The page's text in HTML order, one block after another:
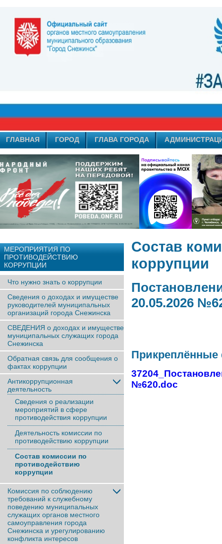
ГЛАВНАЯ ГОРОД ГЛАВА ГОРОДА
МЕРОПРИЯТИЯ ПО
ПРОТИВОДЕЙСТВИЮ
КОРРУПЦИИ
Что нужно знать о коррупции
Сведения о доходах и имуществе
руководителей муниципальных
организаций города Снежинска
СВЕДЕНИЯ о доходах и имуществе
муниципальных служащих города
Снежинска
Обратная связь для сообщения о
фактах коррупции
Антикоррупционная
деятельность
Сведения о реализации
мероприятий в сфере
противодействия коррупции
Деятельность комиссии по
противодействию коррупции
Состав комиссии по
противодействию
коррупции
Комиссия по соблюдению
требований к служебному
поведению муниципальных
служащих органов местного
самоуправления города
Снежинска и урегулированию
конфликта интересов
Состав
коррупции
20.05.2026
№620.doc